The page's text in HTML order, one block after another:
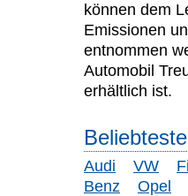
können dem
Emissionen
entnommen
Automobil
erhältlich ist.
Audi VW
Benz
Opel